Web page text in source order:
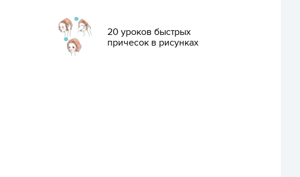
20 уроков быстрых
причесок в рисунках